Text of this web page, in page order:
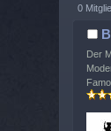
0
Der